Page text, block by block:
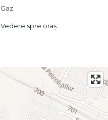
Gaz
Vedere spre oraș